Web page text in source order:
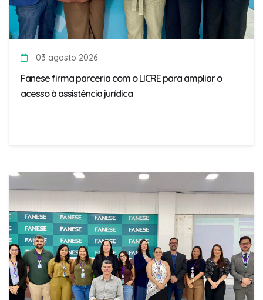
03 agosto 2026
Fanese firma parceria com o LICRE para ampliar o
acesso à assistência jurídica